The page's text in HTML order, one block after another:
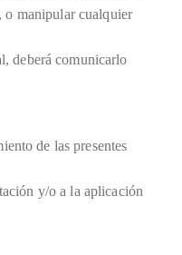
o manipular cualquier
deberá comunicarlo
de las presentes
y/o a la aplicación